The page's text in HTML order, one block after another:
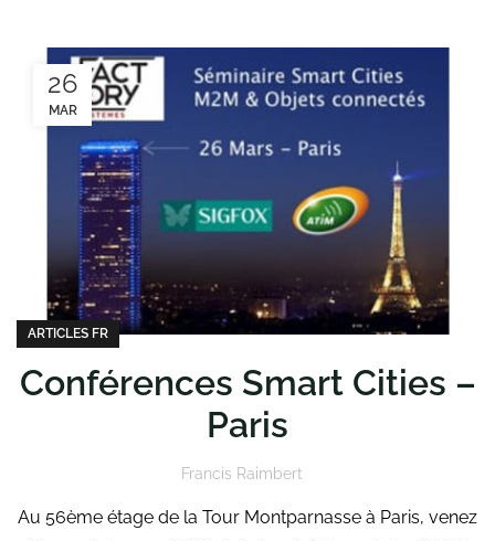
26
MAR
ARTICLES FR
Conférences Smart Cities –
Paris
Francis Raimbert
Au 56ème étage de la Tour Montparnasse à Paris, venez